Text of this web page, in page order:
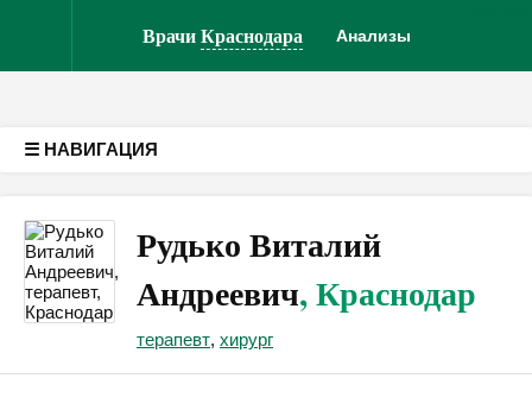
ВрачиКраснодара Анализы
☰ НАВИГАЦИЯ
Рудько Виталий
Андреевич, Краснодар
терапевт, хирург